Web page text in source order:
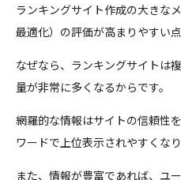
ランキングサイト作成の大きな
最適化）の評価が高まりやすい点
なぜなら、ランキングサイトは
量が非常に多くなるからです。
網羅的な情報はサイトの信頼性
ワードで上位表示されやすくなり
また、情報が豊富であれば、ユ